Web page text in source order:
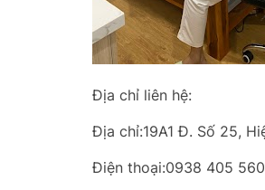
Địa chỉ liên hệ:
Địa chỉ:19A1 Đ. Số 25,
Điện thoại:0938 405 560